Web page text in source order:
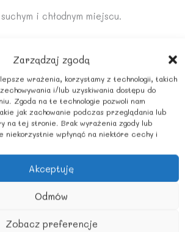
Zarządzaj zgodą
wrażenia, korzystamy z technologii, takich
i/lub uzyskiwania dostępu do
Zgoda na te technologie pozwoli nam
jak zachowanie podczas przeglądania lub
na tej stronie. Brak wyrażenia zgody lub
niekorzystnie wpłynąć na niektóre cechy i
Akceptuję
Odmów
Zobacz preferencje
i chłodnym miejscu.